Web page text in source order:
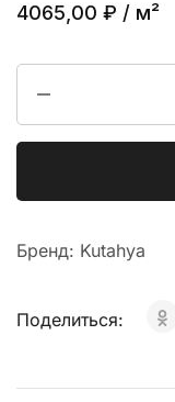
4065,00 ₽ / м²
Бренд: Kutahya
Поделиться: